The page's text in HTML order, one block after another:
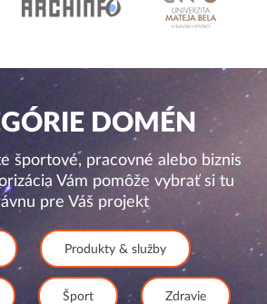
DOMÉN
športové, pracovné alebo biznis
Vám pomôže vybrať si tu
pre Váš projekt
Produkty & služby
Šport Zdravie